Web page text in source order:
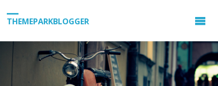
THEMEPARKBLOGGER